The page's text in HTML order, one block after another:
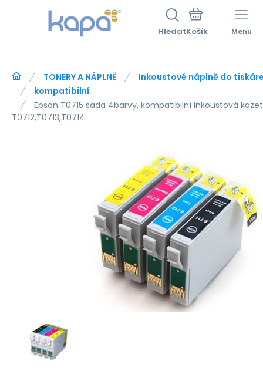
Hledat Menu
TONERY A NÁPLNĚ
Inkoustové náplně do
kompatibilní
Epson T0715 sada 4barvy, kompatibilní inkoustová kazeta
T0712,T0713,T0714